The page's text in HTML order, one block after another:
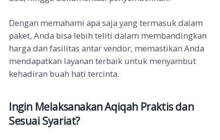
Dengan memahami apa saja yang termasuk dalam
paket, Anda bisa lebih teliti dalam membandingkan
harga dan fasilitas antar vendor, memastikan Anda
mendapatkan layanan terbaik untuk menyambut
kehadiran buah hati tercinta.
Ingin Melaksanakan Aqiqah Praktis dan
Sesuai Syariat?